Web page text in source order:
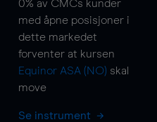
0% av CMCs kunder
med åpne posisjoner i
dette markedet
forventer at kursen
Equinor ASA (NO) skal
move
Se instrument